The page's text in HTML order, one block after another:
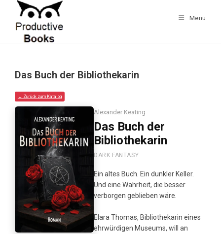
springen
Menü
Das Buch der Bibliothekarin
← Zurück zum Katalog
Alexander Keating
Das Buch der
Bibliothekarin
DARK FANTASY
Ein altes Buch. Ein dunkler Keller.
Und eine Wahrheit, die besser
verborgen geblieben wäre.
Elara Thomas, Bibliothekarin eines
ehrwürdigen Museums, will an